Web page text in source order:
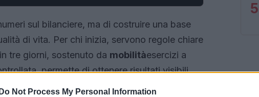
Do Not Process My Personal Information
sul bilanciere, ma di costruire una base
di vita. Per chi inizia, servono regole chiare
tre giorni, sostenuto da mobilitàesercizi a
permette di ottenere risultati visibili
sistema nervoso.
5